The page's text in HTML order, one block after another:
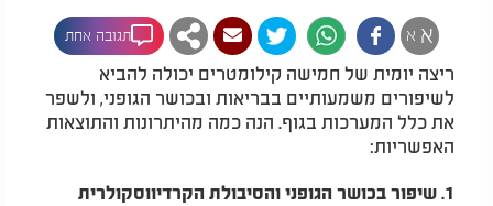
א א תגובה אחת
ריצה יומית של חמישה קילומטרים יכולה להביא
לשיפורים משמעותיים בבריאות ובכושר הגופני, ולשפר
את כלל המערכות בגוף. הנה כמה מהיתרונות והתוצאות
האפשריות:
1. שיפור בכושר הגופני והסיבולת הקרדיווסקולרית